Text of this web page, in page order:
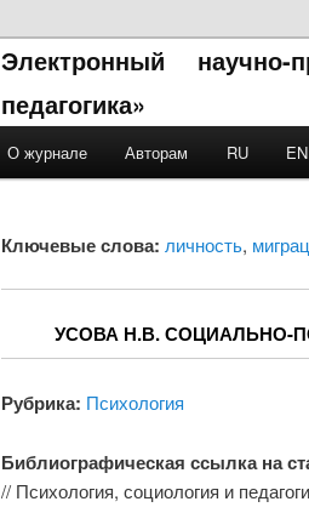
Электронный
педагогика»
Skip to primary content
Skip to secondary content
О журнале Авторам RU EN
Ключевые слова: личность,
УСОВА Н.В. СОЦИАЛЬНО-
Рубрика: Психология
Библиографическая ссылка на
// Психология, социология и